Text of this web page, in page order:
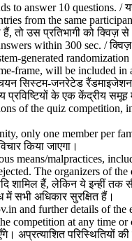
to answer 10 questions. /
from the same
तो उस प्रतिभागी को क्विज़ से
within 300 sec. /
generated
frame, will be included
सिस्टम-जनरेटेड
प्रविष्टियों के एक केंद्रीय
of the quiz competition,
only one member per
किया जाएगा।
means/malpractices,
The organizers of
शामिल हैं, लेकिन ये इन्हीं तक
सभी अधिकार सुरक्षित हैं।
and further details of
competition at any time
अप्रत्याशित परिस्थितियों